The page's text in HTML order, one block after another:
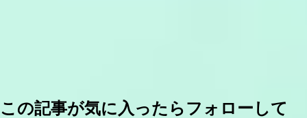
この記事が気に入ったらフォローして